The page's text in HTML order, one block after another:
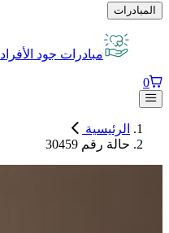
المبادرات
مبادرات جود الأفراد
0
الرئيسية
حالة رقم 30459